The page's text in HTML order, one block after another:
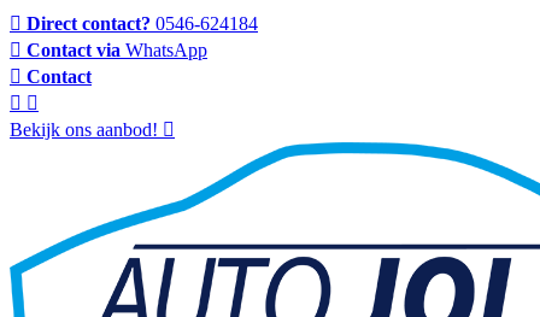
Direct contact? 0546-624184
Contact via WhatsApp
Contact
Bekijk ons aanbod!